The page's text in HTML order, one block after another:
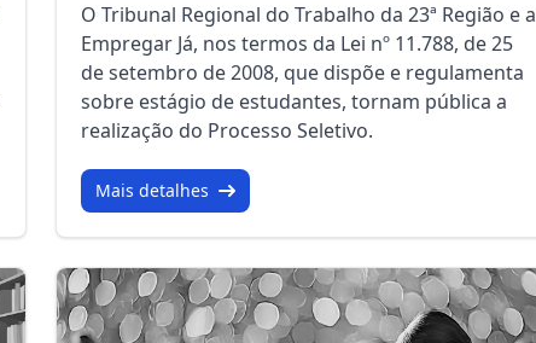
O Tribunal Regional do Trabalho da 23ª Região e a
Empregar Já, nos termos da Lei nº 11.788, de 25
de setembro de 2008, que dispõe e regulamenta
sobre estágio de estudantes, tornam pública a
realização do Processo Seletivo.
Mais detalhes